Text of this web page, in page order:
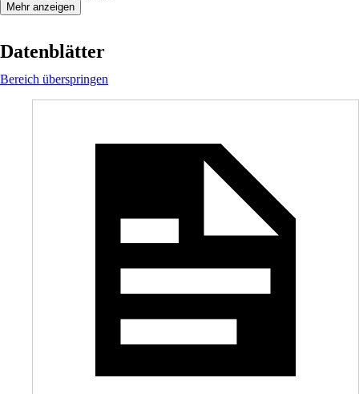
Mehr anzeigen
Datenblätter
Bereich überspringen